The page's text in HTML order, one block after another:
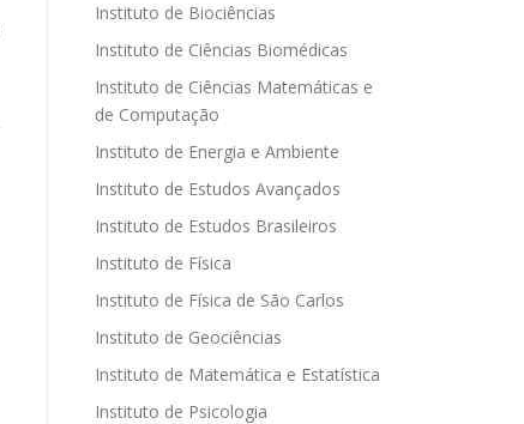
Instituto de Biociências
Instituto de Ciências Biomédicas
Instituto de Ciências Matemáticas e
de Computação
Instituto de Energia e Ambiente
Instituto de Estudos Avançados
Instituto de Estudos Brasileiros
Instituto de Física
Instituto de Física de São Carlos
Instituto de Geociências
Instituto de Matemática e Estatística
Instituto de Psicologia